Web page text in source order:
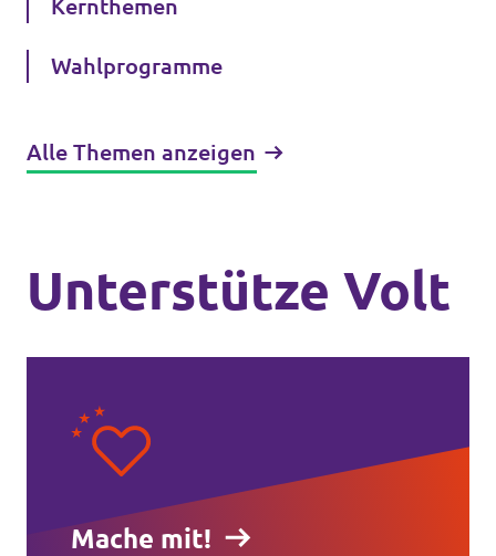
Kernthemen
Wahlprogramme
Alle Themen anzeigen
Unterstütze Volt
Mache mit!